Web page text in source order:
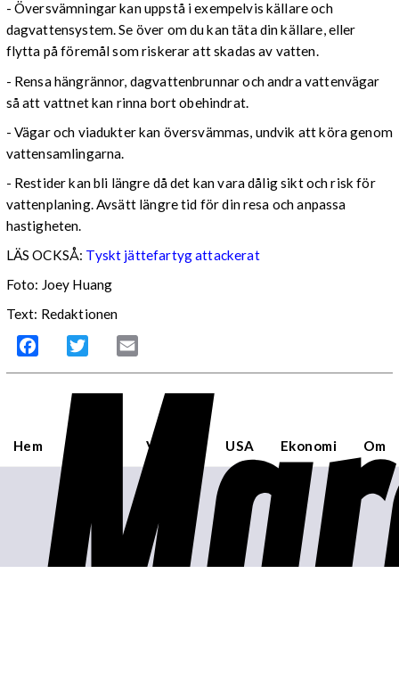
- Översvämningar kan uppstå i exempelvis källare och
dagvattensystem. Se över om du kan täta din källare, eller
flytta på föremål som riskerar att skadas av vatten.
- Rensa hängrännor, dagvattenbrunnar och andra vattenvägar
så att vattnet kan rinna bort obehindrat.
- Vägar och viadukter kan översvämmas, undvik att köra genom
vattensamlingarna.
- Restider kan bli längre då det kan vara dålig sikt och risk för
vattenplaning. Avsätt längre tid för din resa och anpassa
hastigheten.
LÄS OCKSÅ: Tyskt jättefartyg attackerat
Foto: Joey Huang
Text: Redaktionen
Facebook Twitter
Hem Världen USA Ekonomi Om